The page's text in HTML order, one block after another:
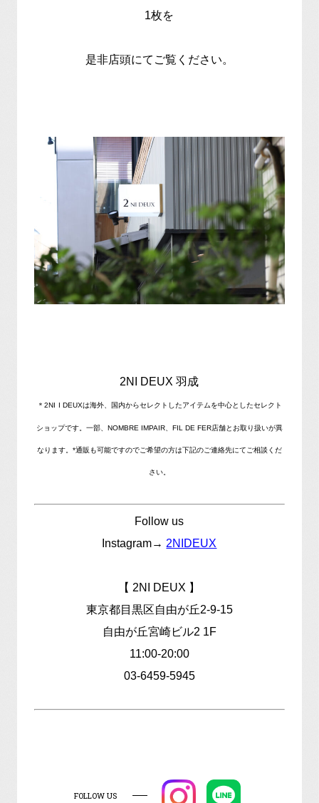
1枚を
是非店頭にてご覧ください。
2NI DEUX 羽成
＊2NI I DEUXは海外、国内からセレクトしたアイテムを中心としたセレクト
ショップです。一部、NOMBRE IMPAIR、FIL DE FER店舗とお取り扱いが異
なります。*通販も可能ですのでご希望の方は下記のご連絡先にてご相談くだ
さい。
Follow us
Instagram→ 2NIDEUX
【 2NI DEUX 】
東京都目黒区自由が丘2-9-15
自由が丘宮崎ビル2 1F
11:00-20:00
03-6459-5945
FOLLOW US